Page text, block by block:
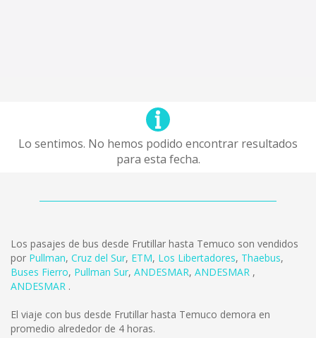
Lo sentimos. No hemos podido encontrar resultados
para esta fecha.
Los pasajes de bus desde Frutillar hasta Temuco son vendidos
por Pullman, Cruz del Sur, ETM, Los Libertadores, Thaebus,
Buses Fierro, Pullman Sur, ANDESMAR, ANDESMAR ,
ANDESMAR .
El viaje con bus desde Frutillar hasta Temuco demora en
promedio alrededor de 4 horas.